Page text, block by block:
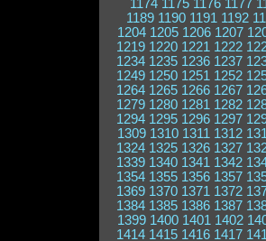
1174 1175 1176 1177
1189 1190 1191 1192
1204 1205 1206 1207
1219 1220 1221 1222
1234 1235 1236 1237
1249 1250 1251 1252
1264 1265 1266 1267
1279 1280 1281 1282
1294 1295 1296 1297
1309 1310 1311 1312
1324 1325 1326 1327
1339 1340 1341 1342
1354 1355 1356 1357
1369 1370 1371 1372
1384 1385 1386 1387
1399 1400 1401 1402
1414 1415 1416 1417